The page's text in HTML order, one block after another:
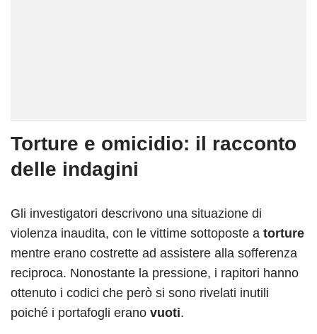
Torture e omicidio: il racconto
delle indagini
Gli investigatori descrivono una situazione di
violenza inaudita, con le vittime sottoposte a torture
mentre erano costrette ad assistere alla sofferenza
reciproca. Nonostante la pressione, i rapitori hanno
ottenuto i codici che però si sono rivelati inutili
poiché i portafogli erano vuoti.